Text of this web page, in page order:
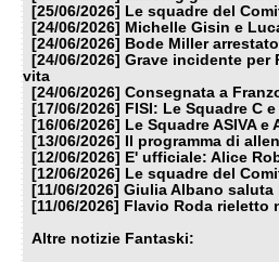
[25/06/2026]
Le squadre del
[24/06/2026] Michelle Gisin e
[24/06/2026]
Bode Miller
[24/06/2026] Grave incidente per
vita
[24/06/2026] Consegnata a
[17/06/2026]
FISI: Le Squadre C
[16/06/2026]
Le Squadre ASIVA
[13/06/2026]
Il programma di
[12/06/2026]
E' ufficiale: Alice
[12/06/2026]
Le squadre del
[11/06/2026] Giulia Albano saluta
[11/06/2026]
Flavio Roda rieletto
Altre notizie Fantaski: